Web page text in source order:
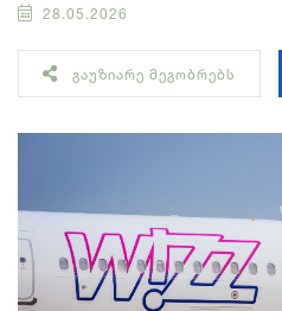
28.05.2026
ᲒᲐᲣᲖᲘᲐᲠᲔ ᲛᲔᲒᲝᲑᲠᲔᲑᲡ